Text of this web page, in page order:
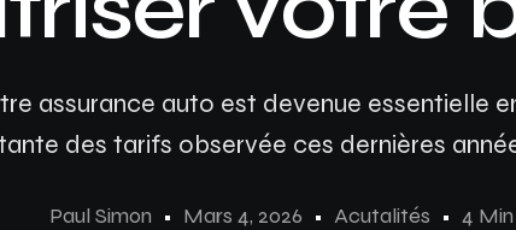
assurance auto est devenue essentielle
des tarifs observée ces dernières
Paul Simon Mars 4, 2026 Acutalités 4